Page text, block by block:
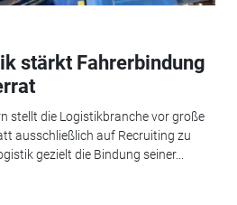
stärkt Fahrerbindung
stellt die Logistikbranche vor große
ausschließlich auf Recruiting zu
gezielt die Bindung seiner...